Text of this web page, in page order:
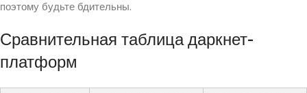
поэтому будьте бдительны.
Сравнительная таблица даркнет-
платформ